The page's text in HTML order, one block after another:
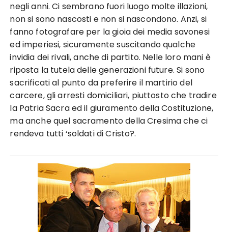
negli anni. Ci sembrano fuori luogo molte illazioni,
non si sono nascosti e non si nascondono. Anzi, si
fanno fotografare per la gioia dei media savonesi
ed imperiesi, sicuramente suscitando qualche
invidia dei rivali, anche di partito. Nelle loro mani è
riposta la tutela delle generazioni future. Si sono
sacrificati al punto da preferire il martirio del
carcere, gli arresti domiciliari, piuttosto che tradire
la Patria Sacra ed il giuramento della Costituzione,
ma anche quel sacramento della Cresima che ci
rendeva tutti ‘soldati di Cristo?.